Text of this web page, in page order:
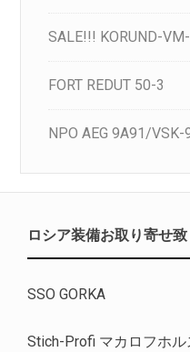
SALE!!! KORUND-
FORT REDUT 50-3
NPO AEG 9A91/
ロシア装備お取り寄せ致
SSO GORKA
Stich-Profi マカロフホル